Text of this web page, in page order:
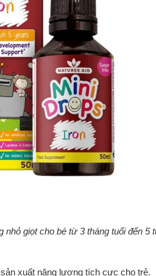
nhỏ giọt cho bé từ 3 tháng tuổi đến 5
xuất năng lượng tích cực cho trẻ.